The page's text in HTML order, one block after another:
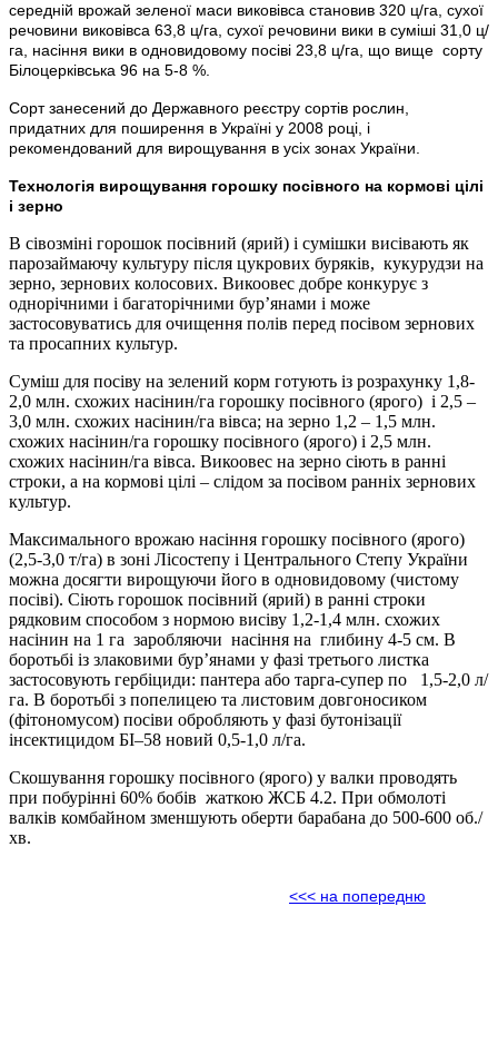
середній врожай зеленої маси виковівса становив 320 ц/га, сухої
речовини виковівса 63,8 ц/га, сухої речовини вики в суміші 31,0 ц/
га, насіння вики в одновидовому посіві 23,8 ц/га, що вище сорту
Білоцерківська 96 на 5-8 %.
Сорт занесений до Державного реєстру сортів рослин,
придатних для поширення в Україні у 2008 році, і
рекомендований для вирощування в усіх зонах України.
Технологія вирощування горошку посівного на кормові цілі
і зерно
В сівозміні горошок посівний (ярий) і сумішки висівають як
парозаймаючу культуру після цукрових буряків, кукурудзи на
зерно, зернових колосових. Викоовес добре конкурує з
однорічними і багаторічними бур’янами і може
застосовуватись для очищення полів перед посівом зернових
та просапних культур.
Суміш для посіву на зелений корм готують із розрахунку 1,8-
2,0 млн. схожих насінин/га горошку посівного (ярого) і 2,5 –
3,0 млн. схожих насінин/га вівса; на зерно 1,2 – 1,5 млн.
схожих насінин/га горошку посівного (ярого) і 2,5 млн.
схожих насінин/га вівса. Викоовес на зерно сіють в ранні
строки, а на кормові цілі – слідом за посівом ранніх зернових
культур.
Максимального врожаю насіння горошку посівного (ярого)
(2,5-3,0 т/га) в зоні Лісостепу і Центрального Степу України
можна досягти вирощуючи його в одновидовому (чистому
посіві). Сіють горошок посівний (ярий) в ранні строки
рядковим способом з нормою висіву 1,2-1,4 млн. схожих
насінин на 1 га заробляючи насіння на глибину 4-5 см. В
боротьбі із злаковими бур’янами у фазі третього листка
застосовують гербіциди: пантера або тарга-супер по 1,5-2,0 л/
га. В боротьбі з попелицею та листовим довгоносиком
(фітономусом) посіви обробляють у фазі бутонізації
інсектицидом БІ–58 новий 0,5-1,0 л/га.
Скошування горошку посівного (ярого) у валки проводять
при побурінні 60% бобів жаткою ЖСБ 4.2. При обмолоті
валків комбайном зменшують оберти барабана до 500-600 об./
хв.
<<< на попередню